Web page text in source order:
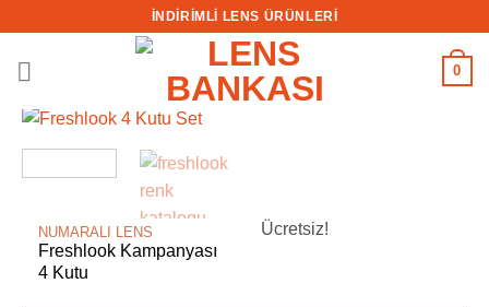
İNDİRİMLİ LENS ÜRÜNLERİ
0
NUMARALI LENS
Freshlook Kampanyası
4 Kutu
Ücretsiz!